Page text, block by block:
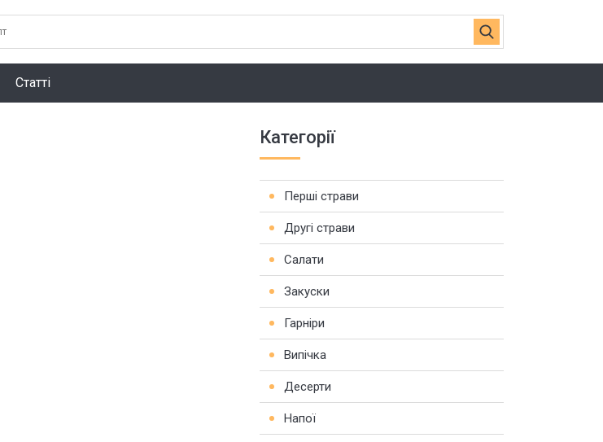
Статті
Категорії
Перші страви
Другі страви
Салати
Закуски
Гарніри
Випічка
Десерти
Напої